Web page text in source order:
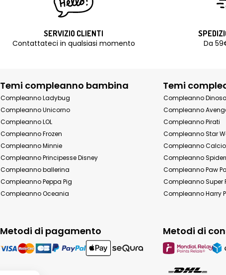
SERVIZIO CLIENTI
Contattateci in qualsiasi momento
Da
Temi compleanno bambina
Compleanno Ladybug
Compleanno Unicorno
Compleanno LOL
Compleanno Frozen
Compleanno Minnie
Compleanno Principesse Disney
Compleanno ballerina
Compleanno Peppa Pig
Compleanno Oceania
Temi
Compleanno
Compleanno
Compleanno Pirati
Compleanno Star
Compleanno Calcio
Compleanno
Compleanno Paw
Compleanno Super
Compleanno Harry
Metodi di pagamento Metodi di